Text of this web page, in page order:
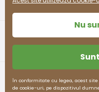
Nu
În conformitate cu legea, acest
de cookie-uri, pe dispozitivul